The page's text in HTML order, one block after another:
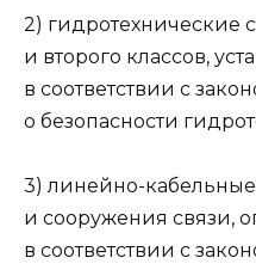
2) гидротехнические
и второго классов,
в соответствии с
о безопасности
3) линейно-
и сооружения связи,
в соответствии с